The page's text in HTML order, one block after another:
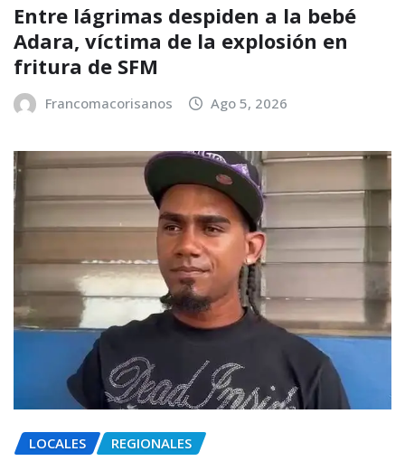
Entre lágrimas despiden a la bebé
Adara, víctima de la explosión en
fritura de SFM
Francomacorisanos Ago 5, 2026
LOCALES REGIONALES